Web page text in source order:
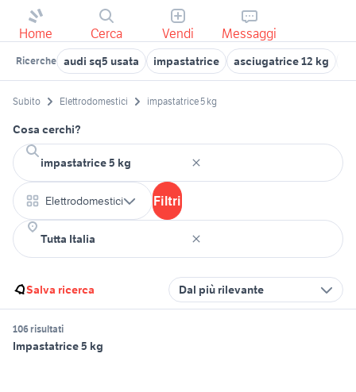
Home Cerca Vendi Messaggi
Ricerche audi sq5 usata impastatrice asciugatrice 12 kg
Subito Elettrodomestici impastatrice 5 kg
Cosa cerchi?
Elettrodomestici Filtri
Salva ricerca Dal più rilevante
106 risultati
Impastatrice 5 kg